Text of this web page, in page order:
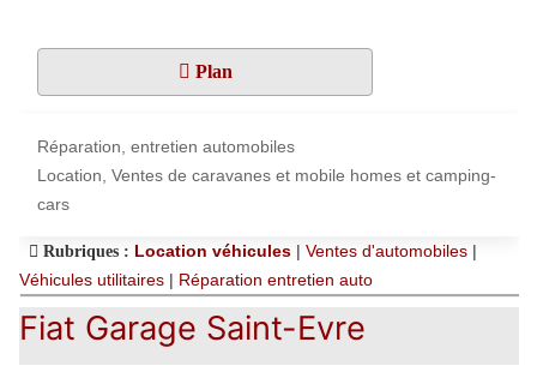
Plan
Réparation, entretien automobiles
Location, Ventes de caravanes et mobile homes et camping-
cars
Rubriques : Location véhicules | Ventes d'automobiles |
Véhicules utilitaires | Réparation entretien auto
Fiat Garage Saint-Evre